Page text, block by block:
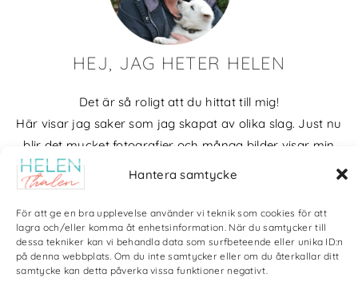
Hantera samtycke
För att ge en bra upplevelse använder vi teknik som cookies för att
lagra och/eller komma åt enhetsinformation. När du samtycker till
dessa tekniker kan vi behandla data som surfbeteende eller unika ID:n
på denna webbplats. Om du inte samtycker eller om du återkallar ditt
samtycke kan detta påverka vissa funktioner negativt.
HEJ, JAG HETER HELEN
Det är så roligt att du hittat till mig!
Här visar jag saker som jag skapat av olika slag. Just nu
blir det mycket fotografier och många bilder visar min
kärlek till naturen och min vackra hund. Men också lite
annat pyssel och kreativt som jag ägnar mig åt.
Bloggarkiv